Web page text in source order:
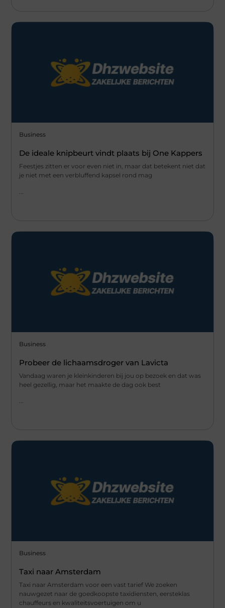
Business
De ideale knipbeurt vindt plaats bij One Kappers
Feestjes zitten er voor even niet in, maar dat betekent niet dat
je niet met een verbluffend kapsel rond mag
Business
Probeer de lichaamsdroger van Lavicta
Vandaag waren je kleinkinderen bij jou op bezoek en dat was
heel gezellig, maar het maakte de dag ook best
...
Business
Taxi naar Amsterdam
Taxi naar Amsterdam voor een vast tarief We zoeken
nauwgezet naar de goedkoopste taxidiensten, eersteklas
chauffeurs en kwaliteitsvoertuigen om u